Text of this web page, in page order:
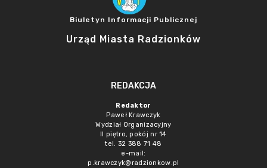
Biuletyn Informacji Publicznej
Urząd Miasta Radzionków
REDAKCJA
Redaktor
Paweł Krawczyk
Wydział Organizacyjny
II piętro, pokój nr 14
tel. 32 388 71 48
e-mail:
p.krawczyk@radzionkow.pl